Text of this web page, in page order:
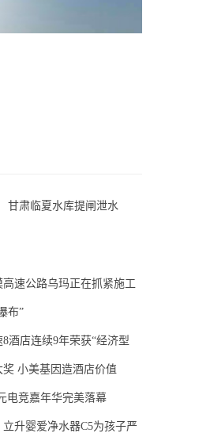
甘肃临夏水库提闸泄水
速公路乌玛正在抓紧施工
布”
酒店连续9年荣获“经济型
小美基因造酒店价值
电竞嘉年华完美落幕
升婴爱净水器C5为孩子严